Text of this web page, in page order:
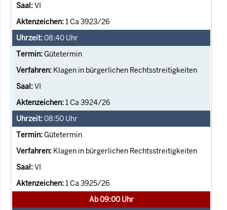
VI
1 Ca 3923/26
08:40 Uhr
Gütetermin
Klagen in bürgerlichen Rechtsstreitigkeiten
VI
1 Ca 3924/26
08:50 Uhr
Gütetermin
Klagen in bürgerlichen Rechtsstreitigkeiten
VI
1 Ca 3925/26
Ab 09:00 Uhr